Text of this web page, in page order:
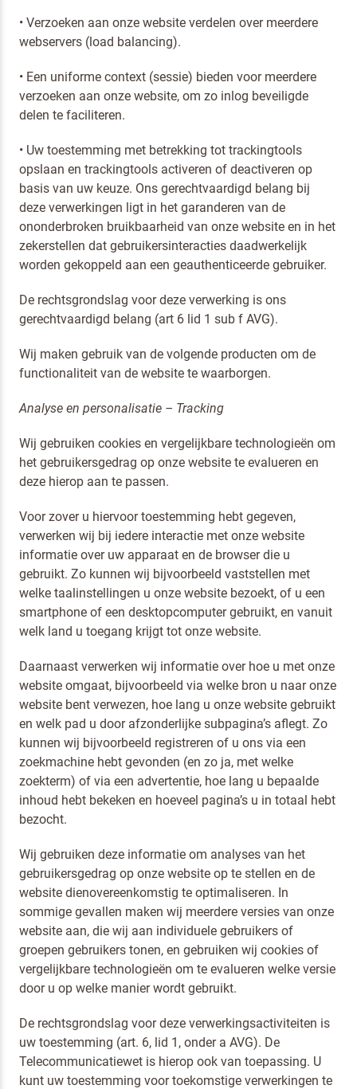
• Verzoeken aan onze website verdelen over meerdere
webservers (load balancing).
• Een uniforme context (sessie) bieden voor meerdere
verzoeken aan onze website, om zo inlog beveiligde
delen te faciliteren.
• Uw toestemming met betrekking tot trackingtools
opslaan en trackingtools activeren of deactiveren op
basis van uw keuze. Ons gerechtvaardigd belang bij
deze verwerkingen ligt in het garanderen van de
ononderbroken bruikbaarheid van onze website en in het
zekerstellen dat gebruikersinteracties daadwerkelijk
worden gekoppeld aan een geauthenticeerde gebruiker.
De rechtsgrondslag voor deze verwerking is ons
gerechtvaardigd belang (art 6 lid 1 sub f AVG).
Wij maken gebruik van de volgende producten om de
functionaliteit van de website te waarborgen.
Analyse en personalisatie – Tracking
Wij gebruiken cookies en vergelijkbare technologieën om
het gebruikersgedrag op onze website te evalueren en
deze hierop aan te passen.
Voor zover u hiervoor toestemming hebt gegeven,
verwerken wij bij iedere interactie met onze website
informatie over uw apparaat en de browser die u
gebruikt. Zo kunnen wij bijvoorbeeld vaststellen met
welke taalinstellingen u onze website bezoekt, of u een
smartphone of een desktopcomputer gebruikt, en vanuit
welk land u toegang krijgt tot onze website.
Daarnaast verwerken wij informatie over hoe u met onze
website omgaat, bijvoorbeeld via welke bron u naar onze
website bent verwezen, hoe lang u onze website gebruikt
en welk pad u door afzonderlijke subpagina’s aflegt. Zo
kunnen wij bijvoorbeeld registreren of u ons via een
zoekmachine hebt gevonden (en zo ja, met welke
zoekterm) of via een advertentie, hoe lang u bepaalde
inhoud hebt bekeken en hoeveel pagina’s u in totaal hebt
bezocht.
Wij gebruiken deze informatie om analyses van het
gebruikersgedrag op onze website op te stellen en de
website dienovereenkomstig te optimaliseren. In
sommige gevallen maken wij meerdere versies van onze
website aan, die wij aan individuele gebruikers of
groepen gebruikers tonen, en gebruiken wij cookies of
vergelijkbare technologieën om te evalueren welke versie
door u op welke manier wordt gebruikt.
De rechtsgrondslag voor deze verwerkingsactiviteiten is
uw toestemming (art. 6, lid 1, onder a AVG). De
Telecommunicatiewet is hierop ook van toepassing. U
kunt uw toestemming voor toekomstige verwerkingen te